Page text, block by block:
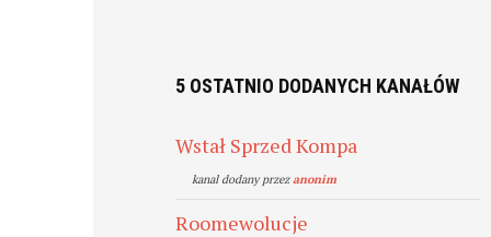
5 OSTATNIO DODANYCH KANAŁÓW
Wstał Sprzed Kompa
kanal dodany przezanonim
Roomewolucje